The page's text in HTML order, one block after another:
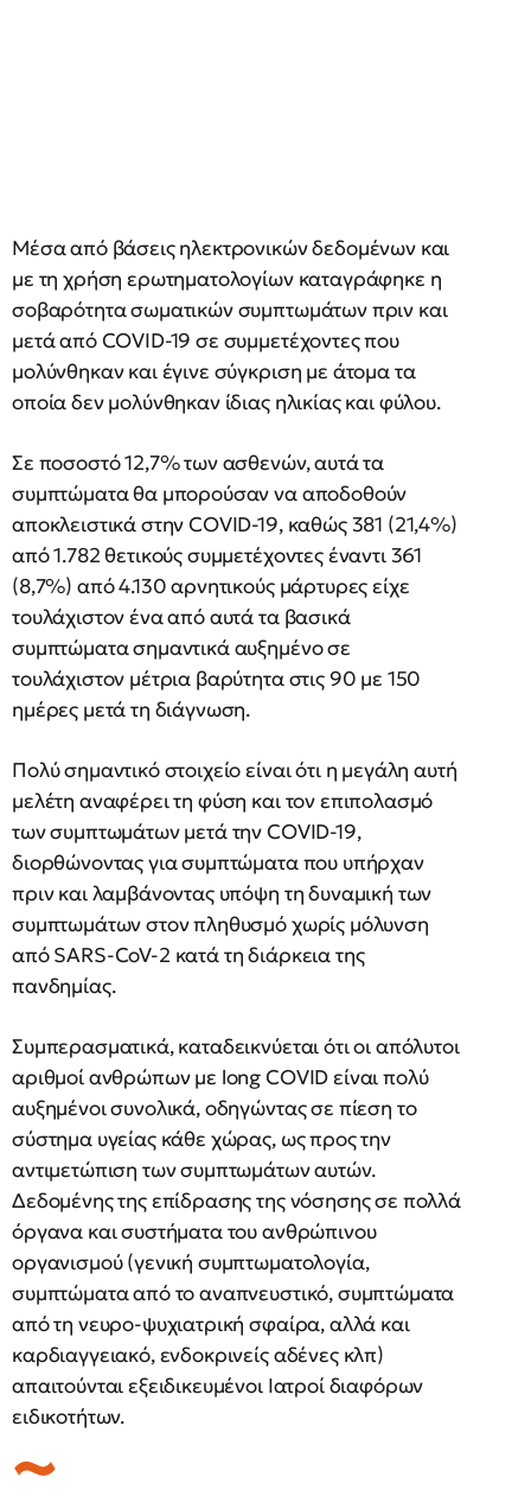
Μέσα από βάσεις ηλεκτρονικών δεδομένων και
με τη χρήση ερωτηματολογίων καταγράφηκε η
σοβαρότητα σωματικών συμπτωμάτων πριν και
μετά από COVID-19 σε συμμετέχοντες που
μολύνθηκαν και έγινε σύγκριση με άτομα τα
οποία δεν μολύνθηκαν ίδιας ηλικίας και φύλου.
Σε ποσοστό 12,7% των ασθενών, αυτά τα
συμπτώματα θα μπορούσαν να αποδοθούν
αποκλειστικά στην COVID-19, καθώς 381 (21,4%)
από 1.782 θετικούς συμμετέχοντες έναντι 361
(8,7%) από 4.130 αρνητικούς μάρτυρες είχε
τουλάχιστον ένα από αυτά τα βασικά
συμπτώματα σημαντικά αυξημένο σε
τουλάχιστον μέτρια βαρύτητα στις 90 με 150
ημέρες μετά τη διάγνωση.
Πολύ σημαντικό στοιχείο είναι ότι η μεγάλη αυτή
μελέτη αναφέρει τη φύση και τον επιπολασμό
των συμπτωμάτων μετά την COVID-19,
διορθώνοντας για συμπτώματα που υπήρχαν
πριν και λαμβάνοντας υπόψη τη δυναμική των
συμπτωμάτων στον πληθυσμό χωρίς μόλυνση
από SARS-CoV-2 κατά τη διάρκεια της
πανδημίας.
Συμπερασματικά, καταδεικνύεται ότι οι απόλυτοι
αριθμοί ανθρώπων με long COVID είναι πολύ
αυξημένοι συνολικά, οδηγώντας σε πίεση το
σύστημα υγείας κάθε χώρας, ως προς την
αντιμετώπιση των συμπτωμάτων αυτών.
Δεδομένης της επίδρασης της νόσησης σε πολλά
όργανα και συστήματα του ανθρώπινου
οργανισμού (γενική συμπτωματολογία,
συμπτώματα από το αναπνευστικό, συμπτώματα
από τη νευρο-ψυχιατρική σφαίρα, αλλά και
καρδιαγγειακό, ενδοκρινείς αδένες κλπ)
απαιτούνται εξειδικευμένοι Ιατροί διαφόρων
ειδικοτήτων.